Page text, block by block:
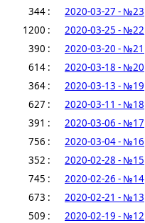
344 :
2020-03-27 - №23
1200 :
2020-03-25 - №22
390 :
2020-03-20 - №21
614 :
2020-03-18 - №20
364 :
2020-03-13 - №19
627 :
2020-03-11 - №18
391 :
2020-03-06 - №17
756 :
2020-03-04 - №16
352 :
2020-02-28 - №15
745 :
2020-02-26 - №14
673 :
2020-02-21 - №13
509 :
2020-02-19 - №12